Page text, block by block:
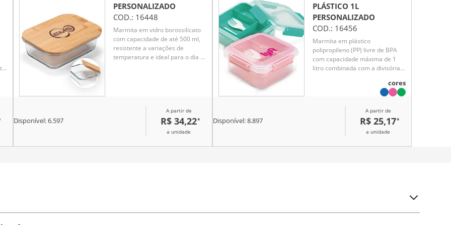
PERSONALIZADO
COD.: 16448
Marmita em vidro borossilicato
com capacidade de até 500 ml,
resistente a variações de
temperatura e ideal para o dia a
perfeito para promover sua
marca com sofisticação.
Disponível:6.597
A partir de
R$ 34,22*
a unidade
PLÁSTICO 1L
PERSONALIZADO
COD.: 16456
Marmita em plástico
polipropileno (PP) livre de BPA
com capacidade máxima de 1
litro combinada com a divisória
hermética com anel de vedação
em silicone e quatro travas
cores
Disponível:8.897
A partir de
R$ 25,17*
a unidade